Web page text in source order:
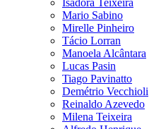
Mario Sabino
Mirelle Pinheiro
Tácio Lorran
Manoela Alcântara
Lucas Pasin
Tiago Pavinatto
Demétrio Vecchioli
Reinaldo Azevedo
Milena Teixeira